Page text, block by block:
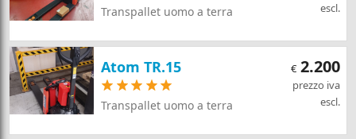
Transpallet uomo a terra
escl.
Atom TR.15
Transpallet uomo a terra
€ 2.200
prezzo iva
escl.